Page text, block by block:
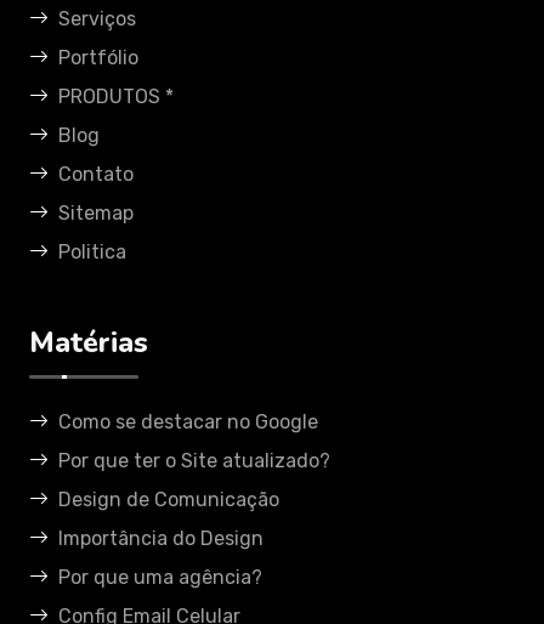
Serviços
Portfólio
PRODUTOS *
Blog
Contato
Sitemap
Politica
Matérias
Como se destacar no Google
Por que ter o Site atualizado?
Design de Comunicação
Importância do Design
Por que uma agência?
Config Email Celular